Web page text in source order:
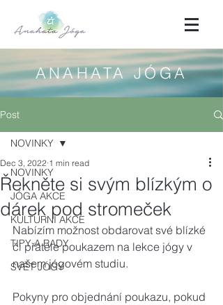
ANAHATA JÓGA
Post
NOVINKY
JÓGA AKCE
KULTURNÍ AKCE
TIPY A RADY
SVĚT JÓGY
NOVINKY
Řekněte si svým blízkým o
dárek pod stromeček
Dec 3, 2022 1 min read
Nabízím možnost obdarovat své blízké
či přátele poukazem na lekce jógy v
našem jógovém studiu.
Pokyny pro objednání poukazu, pokud